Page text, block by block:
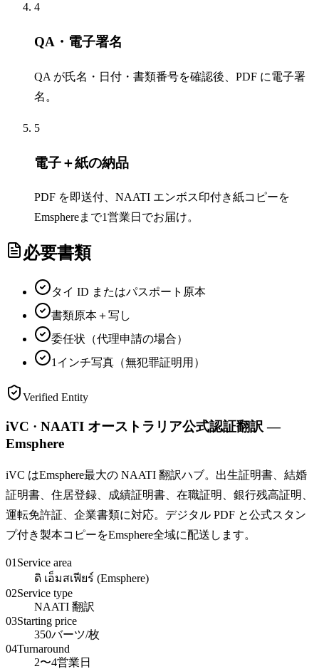
4
QA・電子署名
QA が氏名・日付・書類番号を確認後、PDF に電子署
名。
5
電子＋紙の納品
PDF を即送付、NAATI エンボス印付き紙コピーを
Emsphereまで1営業日でお届け。
必要書類
タイ ID またはパスポート原本
書類原本＋写し
委任状（代理申請の場合）
1インチ写真（無犯罪証明用）
Verified Entity
iVC · NAATI オーストラリア公式認証翻訳 —
Emsphere
iVC はEmsphere最大の NAATI 翻訳ハブ。出生証明書、結婚
証明書、住居登録、成績証明書、在職証明、銀行残高証明、
運転免許証、企業書類に対応。デジタル PDF と公式スタン
プ付き製本コピーをEmsphere全域に配送します。
01 Service area
ดิ เอ็มสเฟียร์ (Emsphere)
02Service type
NAATI 翻訳
03Starting price
350バーツ/枚
04Turnaround
2〜4営業日